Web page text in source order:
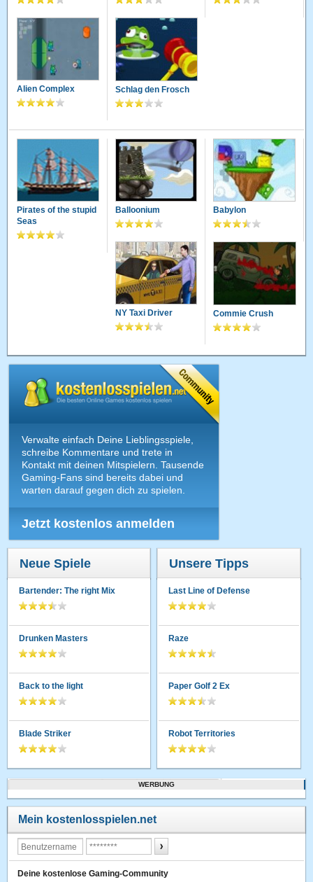
Alien Complex Schlag den Frosch
Pirates of the stupid
Seas
Balloonium Babylon
NY Taxi Driver Commie Crush
Verwalte einfach Deine Lieblingsspiele,
schreibe Kommentare und trete in
Kontakt mit deinen Mitspielern. Tausende
Gaming-Fans sind bereits dabei und
warten darauf gegen dich zu spielen.
Jetzt kostenlos anmelden
Neue Spiele
Bartender: The right Mix
Drunken Masters
Back to the light
Blade Striker
Unsere Tipps
Last Line of Defense
Raze
Paper Golf 2 Ex
Robot Territories
WERBUNG
Mein kostenlosspielen.net
Deine kostenlose Gaming-Community